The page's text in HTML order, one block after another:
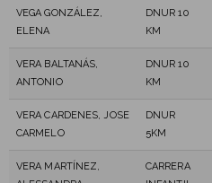
VEGA GONZÁLEZ,
ELENA
DNUR 10
KM
VERA BALTANÁS,
ANTONIO
DNUR 10
KM
VERA CARDENES, JOSE
CARMELO
DNUR
5KM
VERA MARTÍNEZ,
CARRERA